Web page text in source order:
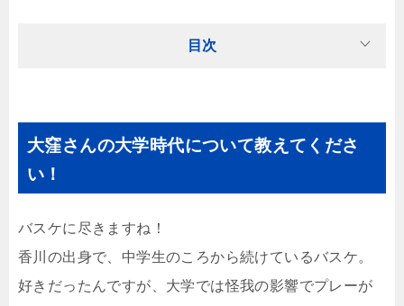
目次
大窪さんの大学時代について教えてくださ
い！
バスケに尽きますね！
香川の出身で、中学生のころから続けているバスケ。
好きだったんですが、大学では怪我の影響でプレーが